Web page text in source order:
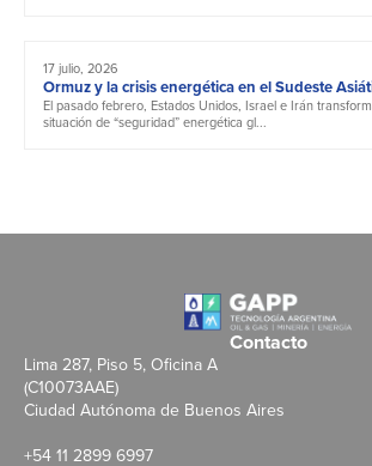
17 julio, 2026
Ormuz y la crisis energética en el Sudeste
El pasado febrero, Estados Unidos, Israel e Irán
situación de “seguridad” energética gl...
Contacto
Lima 287, Piso 5, Oficina A
(C10073AAE)
Ciudad Autónoma de Buenos Aires
+54 11 2899 6997